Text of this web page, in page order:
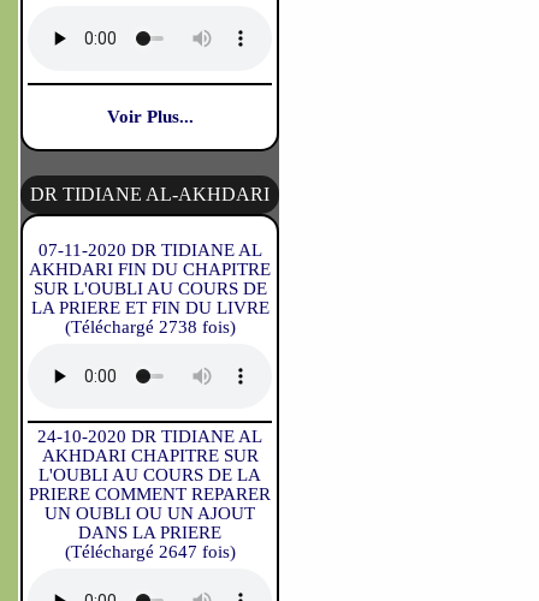
Voir Plus...
DR TIDIANE AL-AKHDARI
07-11-2020 DR TIDIANE AL
AKHDARI FIN DU CHAPITRE
SUR L'OUBLI AU COURS DE
LA PRIERE ET FIN DU LIVRE
(Téléchargé 2738 fois)
24-10-2020 DR TIDIANE AL
AKHDARI CHAPITRE SUR
L'OUBLI AU COURS DE LA
PRIERE COMMENT REPARER
UN OUBLI OU UN AJOUT
DANS LA PRIERE
(Téléchargé 2647 fois)